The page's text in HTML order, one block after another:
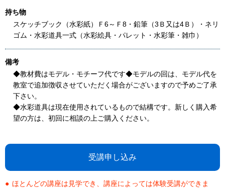
持ち物
スケッチブック（水彩紙）Ｆ6～Ｆ8・鉛筆（3Ｂ又は4Ｂ）・ネリ
ゴム・水彩道具一式（水彩絵具・パレット・水彩筆・雑巾）
備考
◆教材費はモデル・モチーフ代です◆モデルの回は、モデル代を
教室で追加徴収させていただく場合がございますので予めご了承
下さい。
◆水彩道具は現在使用されているもので結構です。新しく購入希
望の方は、初回に相談の上ご購入ください。
受講申し込み
ほとんどの講座は見学でき、講座によっては体験受講ができま